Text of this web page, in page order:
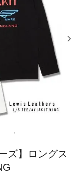
ズ】ロングス